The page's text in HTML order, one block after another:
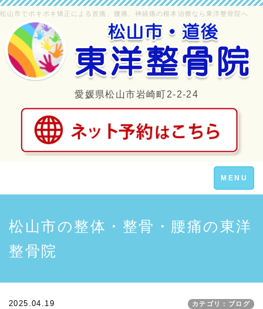
松山市でポキポキ矯正による首痛、腰痛、神経痛の根本治療なら東洋整骨院へ
愛媛県松山市岩崎町2-2-24
Toggle
navigation
MENU
松山市の整体・整骨・腰痛の東洋
整骨院
2025.04.19 カテゴリ：ブログ